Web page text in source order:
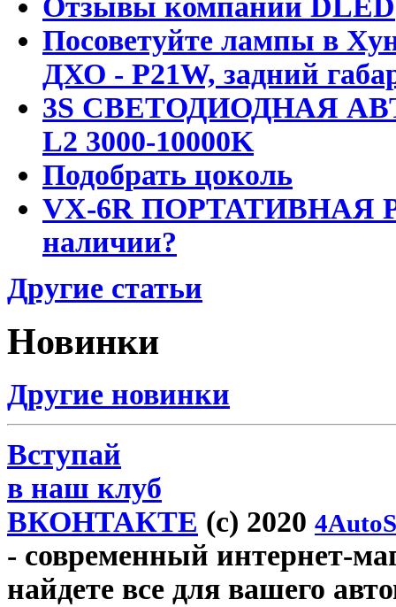
Посоветуйте лампы в
ДХО - P21W, задний
3S СВЕТОДИОДНАЯ
L2 3000-10000K
Подобрать цоколь
VX-6R ПОРТАТИВНАЯ
наличии?
Другие статьи
Новинки
Другие новинки
Вступай
в наш клуб
ВКОНТАКТЕ (c) 2020
- современный интернет-
найдете все для вашего